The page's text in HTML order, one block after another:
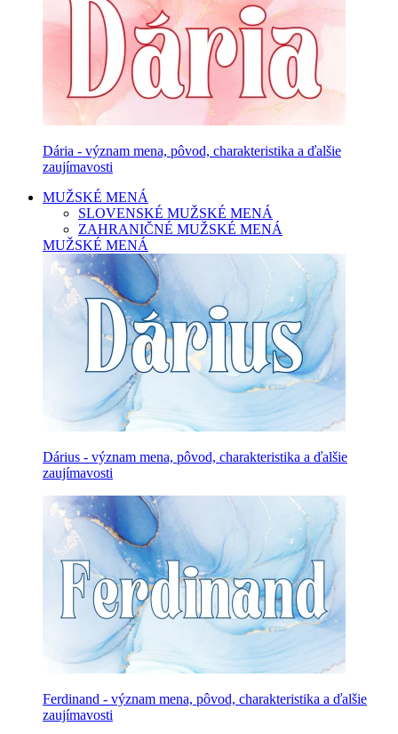
Dária - význam mena, pôvod, charakteristika a ďalšie
zaujímavosti
MUŽSKÉ MENÁ
SLOVENSKÉ MUŽSKÉ MENÁ
ZAHRANIČNÉ MUŽSKÉ MENÁ
MUŽSKÉ MENÁ
Dárius - význam mena, pôvod, charakteristika a ďalšie
zaujímavosti
Ferdinand - význam mena, pôvod, charakteristika a ďalšie
zaujímavosti